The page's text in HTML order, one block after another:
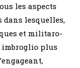
les aspects
dans lesquelles,
et militaro-
imbroglio plus